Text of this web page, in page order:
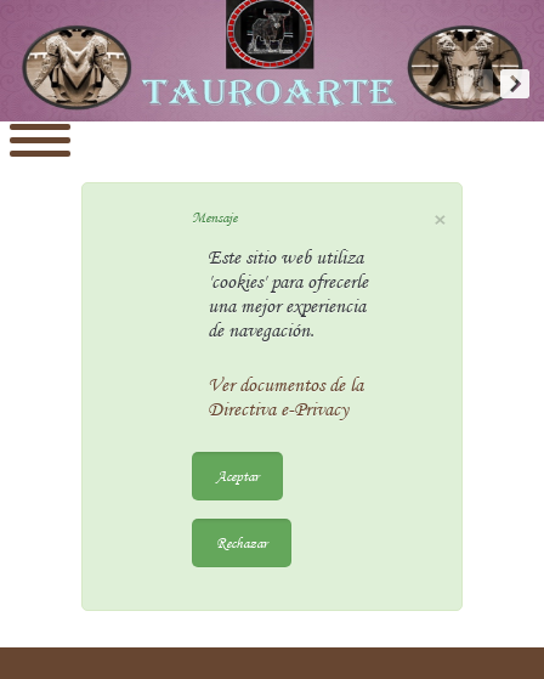
×
Mensaje
Este sitio web utiliza
'cookies' para ofrecerle
una mejor experiencia
de navegación.
Ver documentos de la
Directiva e-Privacy
Aceptar
Rechazar